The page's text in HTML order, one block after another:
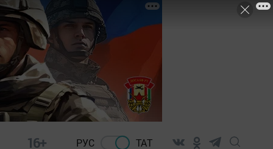
16+ РУС ТАТ